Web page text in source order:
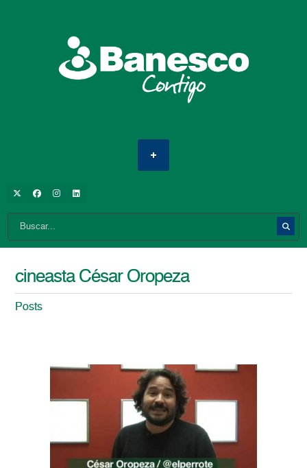
cineasta César Oropeza
Posts